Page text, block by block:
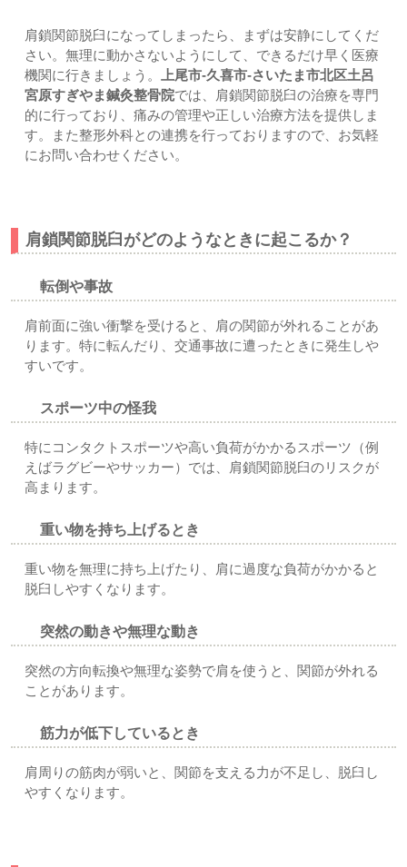
肩鎖関節脱臼になってしまったら、まずは安静にしてくだ
さい。無理に動かさないようにして、できるだけ早く医療
機関に行きましょう。
上尾市-久喜市-さいたま市北区土呂
宮原すぎやま鍼灸整骨院では、肩鎖関節脱臼の治療を専門
的に行っており、痛みの管理や正しい治療方法を提供しま
す。また整形外科との連携を行っておりますので、お気軽
にお問い合わせください。
肩鎖関節脱臼がどのようなときに起こるか？
転倒や事故
肩前面に強い衝撃を受けると、肩の関節が外れることがあ
ります。特に転んだり、交通事故に遭ったときに発生しや
すいです。
スポーツ中の怪我
特にコンタクトスポーツや高い負荷がかかるスポーツ（例
えばラグビーやサッカー）では、肩鎖関節脱臼のリスクが
高まります。
重い物を持ち上げるとき
重い物を無理に持ち上げたり、肩に過度な負荷がかかると
脱臼しやすくなります。
突然の動きや無理な動き
突然の方向転換や無理な姿勢で肩を使うと、関節が外れる
ことがあります。
筋力が低下しているとき
肩周りの筋肉が弱いと、関節を支える力が不足し、脱臼し
やすくなります。